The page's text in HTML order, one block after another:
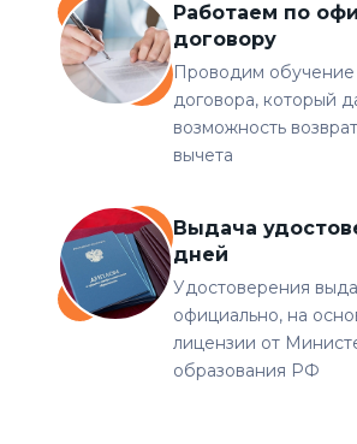
Работаем по
договору
Проводим обучение
договора, который
возможность
вычета
Выдача
дней
Удостоверения
официально, на
лицензии от
образования РФ